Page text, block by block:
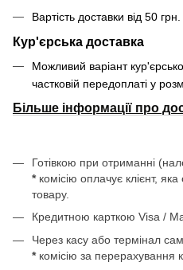
Вартість доставки від 50 грн.
Кур'єрська доставка
Можливий варіант
частковій передоплаті у
Більше інформації про
Готівкою при отриманні
* комісію оплачує клієнт,
товару.
Кредитною карткою Visa /
Через касу або термінал
* комісію за перерахування